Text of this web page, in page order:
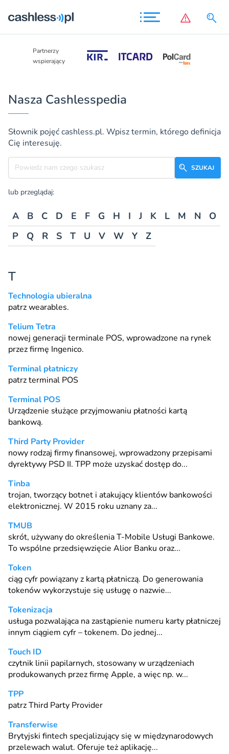
Partnerzy
wspierający
Nasza Cashlesspedia
Słownik pojęć cashless.pl. Wpisz termin, którego definicja
Cię interesuję.
Szukane hasło
SZUKAJ
lub przeglądaj:
A B C D E F G H I J K L M N
O
P
Q R S T U V W Y Z
T
Technologia ubieralna
patrzwearables.
Telium Tetra
nowej generacji terminale POS, wprowadzone na rynek
przez firmę Ingenico.
Terminal płatniczy
patrz terminal POS
Terminal POS
Urządzenie służące przyjmowaniu płatności kartą
bankową.
Third Party Provider
nowy rodzaj firmy finansowej, wprowadzony przepisami
dyrektywy PSD II. TPP może uzyskać dostęp do...
Tinba
trojan, tworzący botnet i atakujący klientów bankowości
elektronicznej. W 2015 roku uznany za...
TMUB
skrót, używany do określenia T-Mobile Usługi Bankowe.
To wspólne przedsięwzięcie Alior Banku oraz...
Token
ciąg cyfr powiązany z kartą płatniczą. Do generowania
tokenów wykorzystuje się usługę o nazwie...
Tokenizacja
usługa pozwalająca na zastąpienie numeru karty płatniczej
innym ciągiem cyfr – tokenem. Do jednej...
Touch ID
czytnik linii papilarnych, stosowany w urządzeniach
produkowanych przez firmę Apple, a więc np. w...
TPP
patrzThird Party Provider
Transferwise
Brytyjski fintech specjalizujący się w międzynarodowych
przelewach walut. Oferuje też aplikację...